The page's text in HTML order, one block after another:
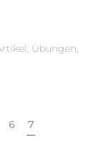
, Übungen,
6 7